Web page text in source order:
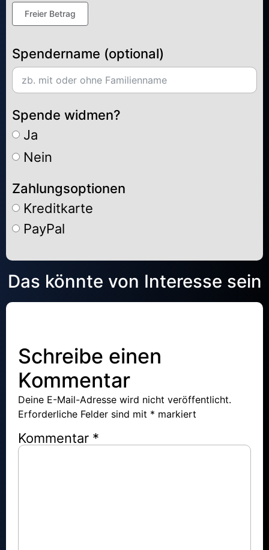
Freier Betrag
Spendername (optional)
Spende widmen?
Ja
Nein
Zahlungsoptionen
Kreditkarte
PayPal
Alternative:
Das könnte von Interesse sein
Schreibe einen
Kommentar
Deine E-Mail-Adresse wird nicht veröffentlicht.
Erforderliche Felder sind mit * markiert
Kommentar *